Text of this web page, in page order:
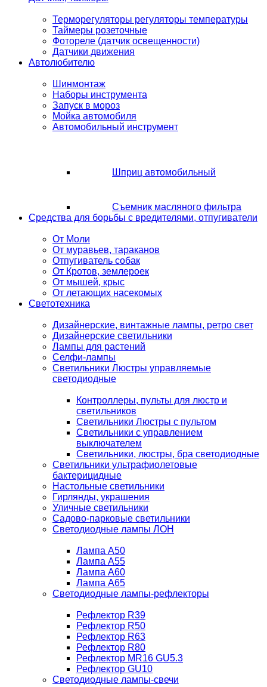
Терморегуляторы регуляторы температуры
Таймеры розеточные
Фотореле (датчик освещенности)
Датчики движения
Автолюбителю
Шинмонтаж
Наборы инструмента
Запуск в мороз
Мойка автомобиля
Автомобильный инструмент
Шприц автомобильный
Съемник масляного фильтра
Средства для борьбы с вредителями, отпугиватели
От Моли
От муравьев, тараканов
Отпугиватель собак
От Кротов, землероек
От мышей, крыс
От летающих насекомых
Светотехника
Дизайнерские, винтажные лампы, ретро свет
Дизайнерские светильники
Лампы для растений
Селфи-лампы
Светильники Люстры управляемые
светодиодные
Контроллеры, пульты для люстр и
светильников
Светильники Люстры с пультом
Светильники с управлением
выключателем
Светильники, люстры, бра светодиодные
Светильники ультрафиолетовые
бактерицидные
Настольные светильники
Гирлянды, украшения
Уличные светильники
Садово-парковые светильники
Светодиодные лампы ЛОН
Лампа A50
Лампа A55
Лампа A60
Лампа A65
Светодиодные лампы-рефлекторы
Рефлектор R39
Рефлектор R50
Рефлектор R63
Рефлектор R80
Рефлектор MR16 GU5.3
Рефлектор GU10
Светодиодные лампы-свечи